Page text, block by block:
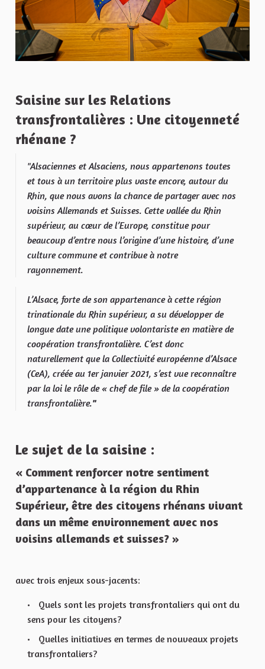
Saisine sur les Relations
transfrontalières : Une citoyenneté
rhénane ?
"Alsaciennes et Alsaciens, nous appartenons toutes
et tous à un territoire plus vaste encore, autour du
Rhin, que nous avons la chance de partager avec nos
voisins Allemands et Suisses. Cette vallée du Rhin
supérieur, au cœur de l’Europe, constitue pour
beaucoup d’entre nous l’origine d’une histoire, d’une
culture commune et contribue à notre
rayonnement.
L’Alsace, forte de son appartenance à cette région
trinationale du Rhin supérieur, a su développer de
longue date une politique volontariste en matière de
coopération transfrontalière. C’est donc
naturellement que la Collectivité européenne d’Alsace
(CeA), créée au 1er janvier 2021, s’est vue reconnaître
par la loi le rôle de « chef de file » de la coopération
transfrontalière."
Le sujet de la saisine :
« Comment renforcer notre sentiment
d’appartenance à la région du Rhin
Supérieur, être des citoyens rhénans vivant
dans un même environnement avec nos
voisins allemands et suisses? »
avec trois enjeux sous-jacents:
Quels sont les projets transfrontaliers qui ont du
sens pour les citoyens?
Quelles initiatives en termes de nouveaux projets
transfrontaliers?